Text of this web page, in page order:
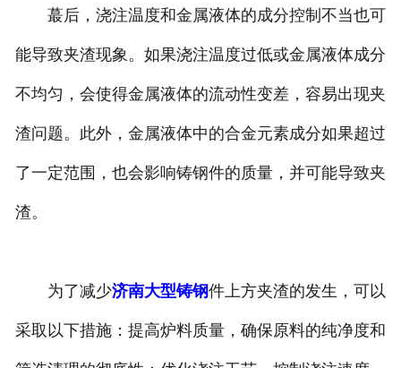
蕞后，浇注温度和金属液体的成分控制不当也可
能导致夹渣现象。如果浇注温度过低或金属液体成分
不均匀，会使得金属液体的流动性变差，容易出现夹
渣问题。此外，金属液体中的合金元素成分如果超过
了一定范围，也会影响铸钢件的质量，并可能导致夹
渣。
为了减少济南大型铸钢件上方夹渣的发生，可以
采取以下措施：提高炉料质量，确保原料的纯净度和